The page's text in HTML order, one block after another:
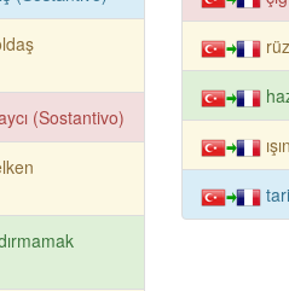
(Sostantivo)